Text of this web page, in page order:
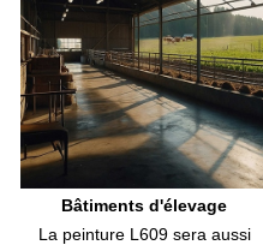
Doigt de fourche droit
Doigt de fourche courbé
Doigt de fourche contre-coudé
Accessoires doigt de fourche
Environnement tracteur
Lubrifiant agricole
Huile moteur
Huile multifonctionnelle
Huile transmission
Huile hydraulique
Bâtiments d'élevage
La peinture L609 sera aussi